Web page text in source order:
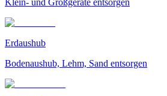
Klein- und Großgeräte entsorgen
Erdaushub
Bodenaushub, Lehm, Sand entsorgen